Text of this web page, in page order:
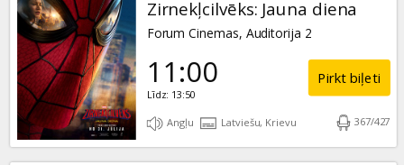
Zirnekļcilvēks: Jauna diena
Forum Cinemas, Auditorija 2
11:00
Līdz: 13:50
Pirkt biļeti
Angļu Latviešu, Krievu 367/427